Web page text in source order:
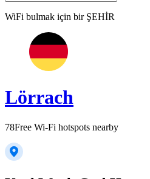
WiFi bulmak için bir ŞEHİR
Lörrach
78Free Wi-Fi hotspots nearby